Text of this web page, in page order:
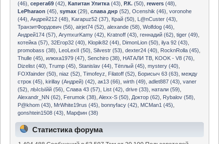
(46) ,серега69 (42) ,Капитан Улитка (43) ,Р.К. (50) ,rewers (48)
LePharaon (45) ,symax (29) ,слава днр (52) ,Ocenshik (46) ,voronohe
(44) ,Андрей212 (48) Karapuz52 (37) Край (50) L@nCuster (43)
ТранзитФордович (56) ,airjet74 (52) ,alexande (58) ,Wolfdog (46)
Андрей174 (57) ,ArymxurKamy (42) Kratnoff (43) ,геннадий (62) ,tiger (49)
котейка (57) ,32Егор32 (40) Klopik82 (44) DimonLion (50) ,ilya 92 (43)
promobass (38)
LeoLexII (50) ,Silvestr (53) ,dexter24 (40) RocknRolla (45)
Thulle (45) ,илюха1979 (47) ,Senchiro (38) НАТАЛИ ТВ KOOK - V8 (76)
Dizelist (40) ,Trump (45) ,Stanislav (44) ,Тёплый (45) ,mystery (40)
FOXfainder (50) ,niaz (52) ,Timofeyz Filatoff (52) Борисыч 63 (63) ,между
строк (45) ,kirillay (Андрей) (42) ,ак13 (66) ,wirth (49) ,adlet887 (43) ,vaner
(52)
лЫсЫйй (56) ,Слава 43 (57) List (42) ,drive (33) ,натали (59)
Alexandr_NN (62)
Ferumok (38) ,Alexx-S (50) Доктор (62) Rybalov (58)
P@khom (43)
MrWhite19rus (45) ,bonnyfacy (42) MCMan1 (45)
gonshtein1508 (43)
Марфин (38)
Статистика форума